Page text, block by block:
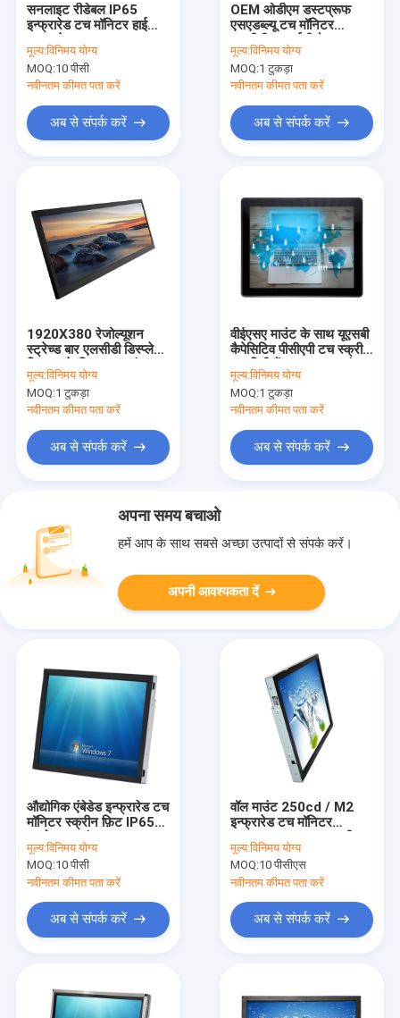
सनलाइट रीडेबल IP65
इन्फ्रारेड टच मॉनिटर हाई
ब्राइटनेस वाटरप्रूफ
मूल्य:विनिमय योग्य
MOQ:10 पीसी
नवीनतम कीमत पता करें
अब से संपर्क करें
OEM ओडीएम डस्टप्रूफ
एसएडब्ल्यू टच मॉनिटर
एलसीडी / एलईडी पैनल 17
इंच
मूल्य:विनिमय योग्य
MOQ:1 टुकड़ा
नवीनतम कीमत पता करें
अब से संपर्क करें
1920X380 रेजोल्यूशन
स्ट्रेच्ड बार एलसीडी डिस्प्ले
विज्ञापन के लिए 19.1 इंच
मूल्य:विनिमय योग्य
MOQ:1 टुकड़ा
नवीनतम कीमत पता करें
अब से संपर्क करें
वीईएसए माउंट के साथ यूएसबी
कैपेसिटिव पीसीएपी टच स्क्रीन
75 मिमी वैंडलप्रूफ 17 इंच
मूल्य:विनिमय योग्य
MOQ:1 टुकड़ा
नवीनतम कीमत पता करें
अब से संपर्क करें
अपना समय बचाओ
हमें आप के साथ सबसे अच्छा उत्पादों से संपर्क करें।
अपनी आवश्यकता दें
औद्योगिक एंबेडेड इन्फ्रारेड टच
मॉनिटर स्क्रीन फ़िट IP65
पनरोक 15 इंच
मूल्य:विनिमय योग्य
MOQ:10 पीसी
नवीनतम कीमत पता करें
अब से संपर्क करें
वॉल माउंट 250cd / M2
इन्फ्रारेड टच मॉनिटर
डस्टप्रूफ सनलाइट पठनीय
मूल्य:विनिमय योग्य
MOQ:10 पीसीएस
नवीनतम कीमत पता करें
अब से संपर्क करें